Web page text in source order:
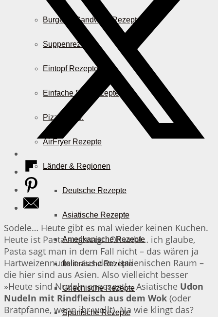
Burger & Sandwich Rezepte
Suppenrezepte
Eintopf Rezepte
Einfache Salatrezepte
Pizza & Co.
AirFryer Rezepte
Länder & Regionen
Deutsche Rezepte
Asiatische Rezepte
Amerikanische Rezepte
Italienische Rezepte
Griechische Rezepte
Spanische Rezepte
Sodele… Heute gibt es mal wieder keinen Kuchen.
Heute ist Pasta angesagt. Obwohl… ich glaube,
Pasta sagt man in dem Fall nicht – das wären ja
Hartweizennudeln aus dem italienischen Raum –
die hier sind aus Asien. Also vielleicht besser
»Heute sind Nudeln angesagt!«. Asiatische Udon
Nudeln mit Rindfleisch aus dem Wok (oder
Bratpfanne, wenn ihr wollt). Na wie klingt das?